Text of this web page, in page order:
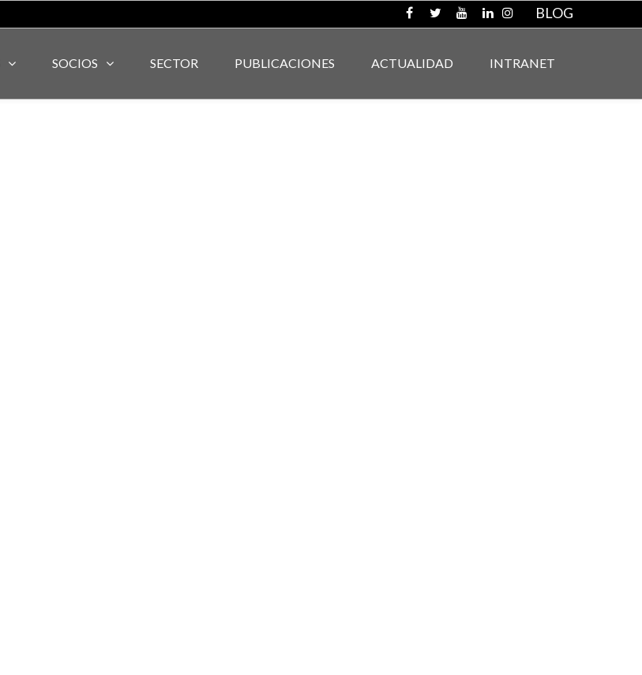
BLOG
SOCIOS SECTOR PUBLICACIONES ACTUALIDAD INTRANET